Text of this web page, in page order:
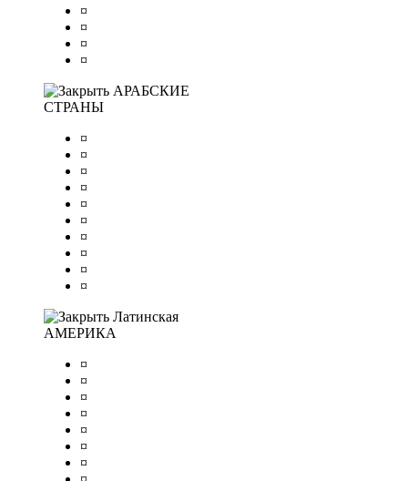
¤
¤
¤
¤
АРАБСКИЕ
СТРАНЫ
¤
¤
¤
¤
¤
¤
¤
¤
¤
¤
Латинская
АМЕРИКА
¤
¤
¤
¤
¤
¤
¤